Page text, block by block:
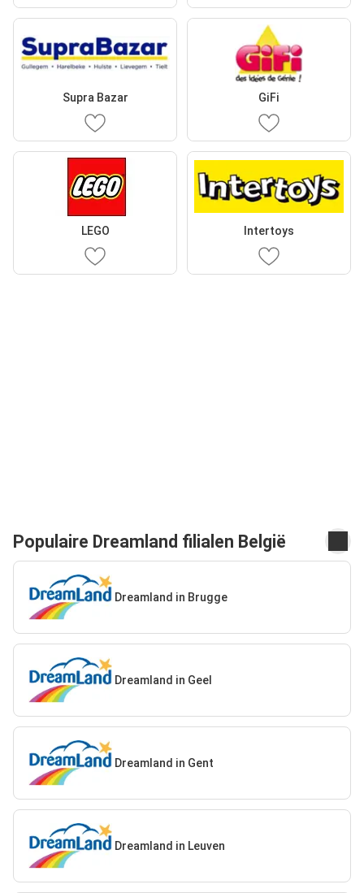
Supra Bazar GiFi
LEGO Intertoys
Populaire Dreamland filialen België
Dreamland in Brugge
Dreamland in Geel
Dreamland in Gent
Dreamland in Leuven